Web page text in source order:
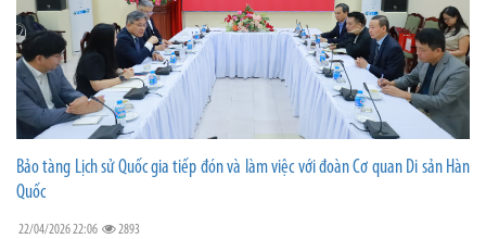
Bảo tàng Lịch sử Quốc gia tiếp đón và làm việc với đoàn Cơ quan Di sản Hàn
Quốc
22/04/2026 22:06 2893